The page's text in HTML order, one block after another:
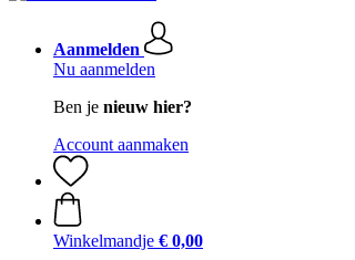
Aanmelden
Nu aanmelden
Ben je nieuw hier?
Account aanmaken
Winkelmandje € 0,00